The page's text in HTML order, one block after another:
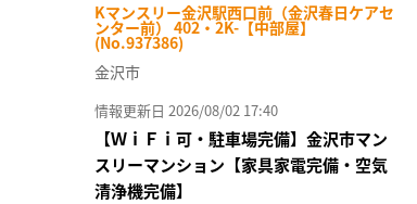
Kマンスリー金沢駅西口前（金沢春日ケアセ
ンター前） 402・2K-【中部屋】
(No.937386)
金沢市
情報更新日 2026/08/02 17:40
【ＷｉＦｉ可・駐車場完備】金沢市マン
スリーマンション【家具家電完備・空気
清浄機完備】